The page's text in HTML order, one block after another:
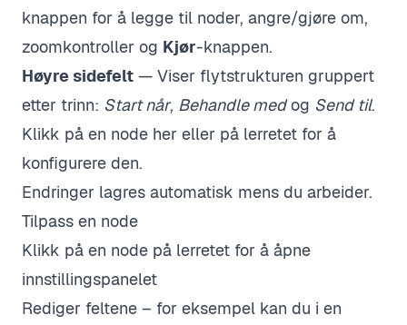
knappen for å legge til noder, angre/gjøre om,
zoomkontroller og Kjør-knappen.
Høyre sidefelt — Viser flytstrukturen gruppert
etter trinn: Start når, Behandle medog Send til.
Klikk på en node her eller på lerretet for å
konfigurere den.
Endringer lagres automatisk mens du arbeider.
Tilpass en node
Klikk på en node på lerretet for å åpne
innstillingspanelet
Rediger feltene – for eksempel kan du i en